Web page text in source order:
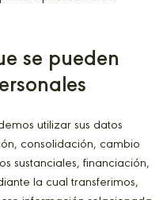
se pueden
utilizar sus datos
consolidación, cambio
sustanciales, financiación,
la cual transferimos,